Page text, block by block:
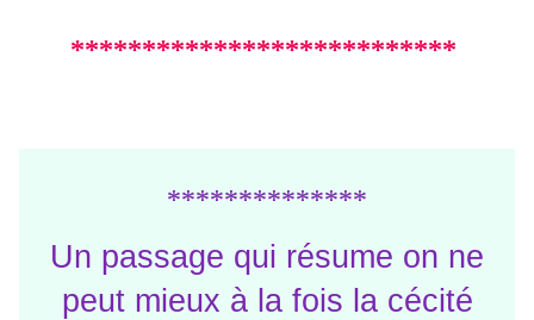
***************************
**************
Un passage qui résume on ne
peut mieux à la fois la cécité